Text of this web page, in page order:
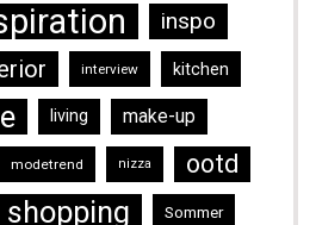
inspo
interview kitchen
living make-up
modetrend nizza ootd
shopping Sommer